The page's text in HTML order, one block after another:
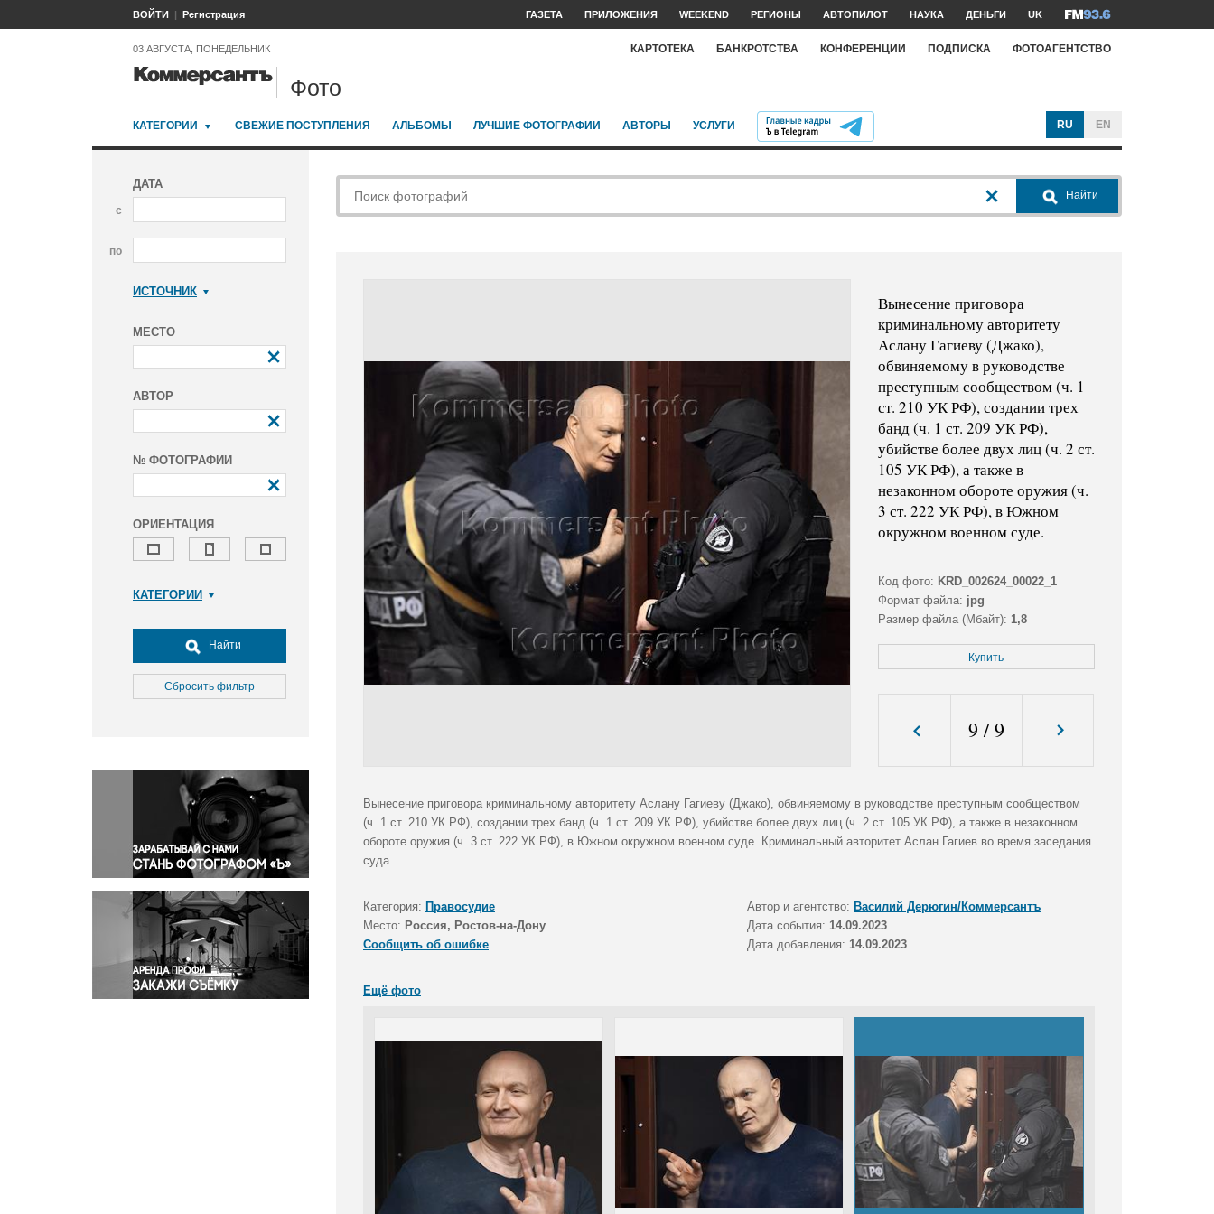
ВОЙТИ Регистрация ГАЗЕТА ПРИЛОЖЕНИЯ WEEKEND РЕГИОНЫ АВТОПИЛОТ НАУКА ДЕНЬГИ UK
03 АВГУСТА, ПОНЕДЕЛЬНИК КАРТОТЕКА БАНКРОТСТВА КОНФЕРЕНЦИИ ПОДПИСКА ФОТОАГЕНТСТВО
Фото
КАТЕГОРИИ СВЕЖИЕ ПОСТУПЛЕНИЯ АЛЬБОМЫ ЛУЧШИЕ ФОТОГРАФИИ АВТОРЫ УСЛУГИ RU EN
ДАТА
с
по
ИСТОЧНИК
МЕСТО
АВТОР
№ ФОТОГРАФИИ
ОРИЕНТАЦИЯ
КАТЕГОРИИ
Досуг, туризм и отдых
Культура
Медицина
Окружающая среда
Политика
Правосудие
Происшествия и конфликты
Религия
Светская жизнь
Спорт
Экология
Экономика и бизнес
Найти
Сбросить фильтр
Найти
Вынесение приговора
криминальному авторитету
Аслану Гагиеву (Джако),
обвиняемому в руководстве
преступным сообществом (ч. 1
ст. 210 УК РФ), создании трех
банд (ч. 1 ст. 209 УК РФ),
убийстве более двух лиц (ч. 2 ст.
105 УК РФ), а также в
незаконном обороте оружия (ч.
3 ст. 222 УК РФ), в Южном
окружном военном суде.
Код фото: KRD_002624_00022_1
Формат файла: jpg
Размер файла (Мбайт): 1,8
Купить
9 /9
Вынесение приговора криминальному авторитету Аслану Гагиеву (Джако), обвиняемому в руководстве преступным сообществом
(ч. 1 ст. 210 УК РФ), создании трех банд (ч. 1 ст. 209 УК РФ), убийстве более двух лиц (ч. 2 ст. 105 УК РФ), а также в незаконном
обороте оружия (ч. 3 ст. 222 УК РФ), в Южном окружном военном суде. Криминальный авторитет Аслан Гагиев во время заседания
суда.
Категория: Правосудие Автор и агентство: Василий Дерюгин/Коммерсантъ
Место: Россия, Ростов-на-Дону Дата события: 14.09.2023
Сообщить об ошибке
Дата добавления: 14.09.2023
Ещё фото